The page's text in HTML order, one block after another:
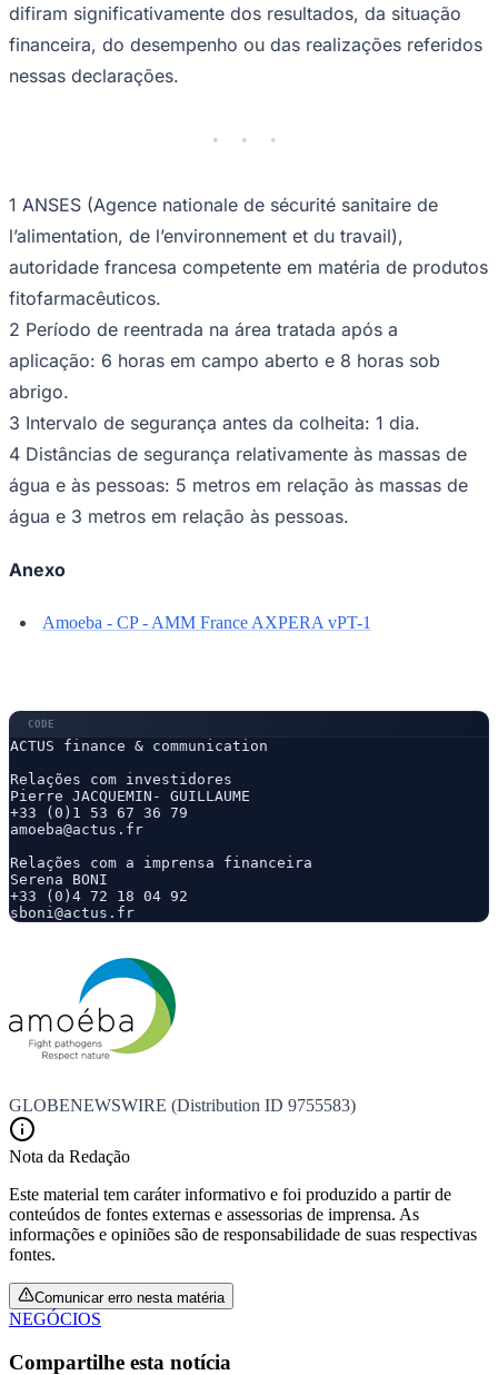
Internacional
Atlético-MG
difiram significativamente dos resultados, da situação
financeira, do desempenho ou das realizações referidos
nessas declarações.
1 ANSES (Agence nationale de sécurité sanitaire de
l’alimentation, de l’environnement et du travail),
autoridade francesa competente em matéria de produtos
fitofarmacêuticos.
2 Período de reentrada na área tratada após a
aplicação: 6 horas em campo aberto e 8 horas sob
abrigo.
3 Intervalo de segurança antes da colheita: 1 dia.
4 Distâncias de segurança relativamente às massas de
água e às pessoas: 5 metros em relação às massas de
água e 3 metros em relação às pessoas.
Anexo
Amoeba - CP - AMM France AXPERA vPT-1
ACTUS finance & communication
Relações com investidores
Pierre JACQUEMIN- GUILLAUME
+33 (0)1 53 67 36 79
amoeba@actus.fr
Relações com a imprensa financeira
Serena BONI
+33 (0)4 72 18 04 92
GLOBENEWSWIRE (Distribution ID 9755583)
Nota da Redação
Este material tem caráter informativo e foi produzido a partir de
conteúdos de fontes externas e assessorias de imprensa. As
informações e opiniões são de responsabilidade de suas respectivas
fontes.
Comunicar erro nesta matéria
NEGÓCIOS
Compartilhe esta notícia